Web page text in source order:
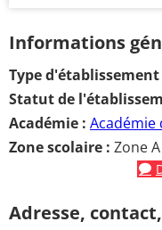
Informations
Type d'établissement
Statut de
Académie : Académie
Zone scolaire : Zone A
Adresse,